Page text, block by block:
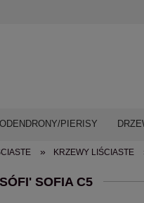
PIERISY
» KRZEWY LIŚCIASTE
SOFIA C5